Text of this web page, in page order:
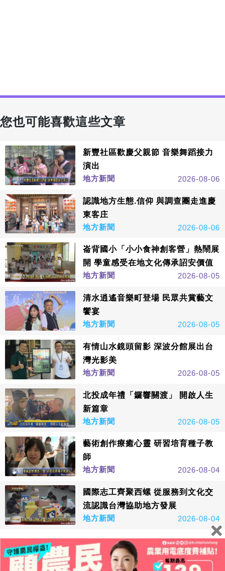
您也可能喜歡這些文章
新豐社區歡慶父親節 音樂舞蹈接力
演出
地方新聞
2026-08-06
認識地方生態.信仰 與調查團走進慶
東客庄
地方新聞
2026-08-06
崙背國小「小小食神創客營」熱鬧展
開 學童感受在地文化傳承詔安價值
地方新聞
2026-08-05
清水逍遙音樂町登場 民眾共賞藝文
饗宴
地方新聞
2026-08-05
有情山水鏡頭留影 深波分館展出台
灣光影美
地方新聞
2026-08-05
北投成年禮「鑼響關渡」 開啟人生
新篇章
地方新聞
2026-08-05
藝術創作療癒心靈 研習培育種子教
師
地方新聞
2026-08-04
國際志工齊聚西螺 從服務到文化交
流認識台灣協助地方發展
地方新聞
2026-08-04
看更多